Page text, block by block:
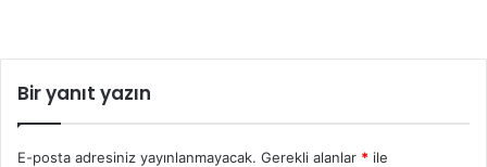
Bir yanıt yazın
E-posta adresiniz yayınlanmayacak. Gerekli alanlar * ile